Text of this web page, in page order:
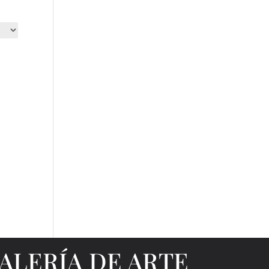
DE ARTE